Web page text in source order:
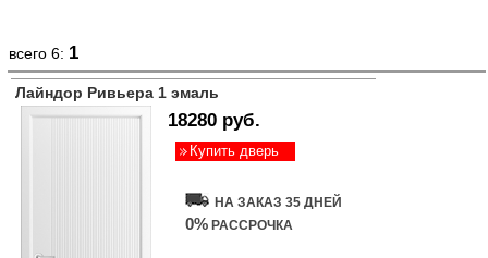
всего 6: 1
Лайндор Ривьера 1 эмаль
18280 руб.
Купить дверь
НА ЗАКАЗ 35 ДНЕЙ
0% РАССРОЧКА